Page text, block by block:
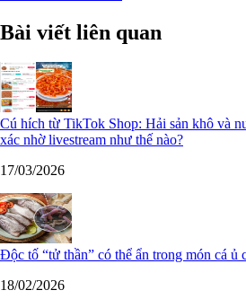
Bài viết liên quan
Cú hích từ TikTok Shop: Hải sản khô và
xác nhờ livestream như thế nào?
17/03/2026
Độc tố “tử thần” có thể ẩn trong món cá ủ
18/02/2026